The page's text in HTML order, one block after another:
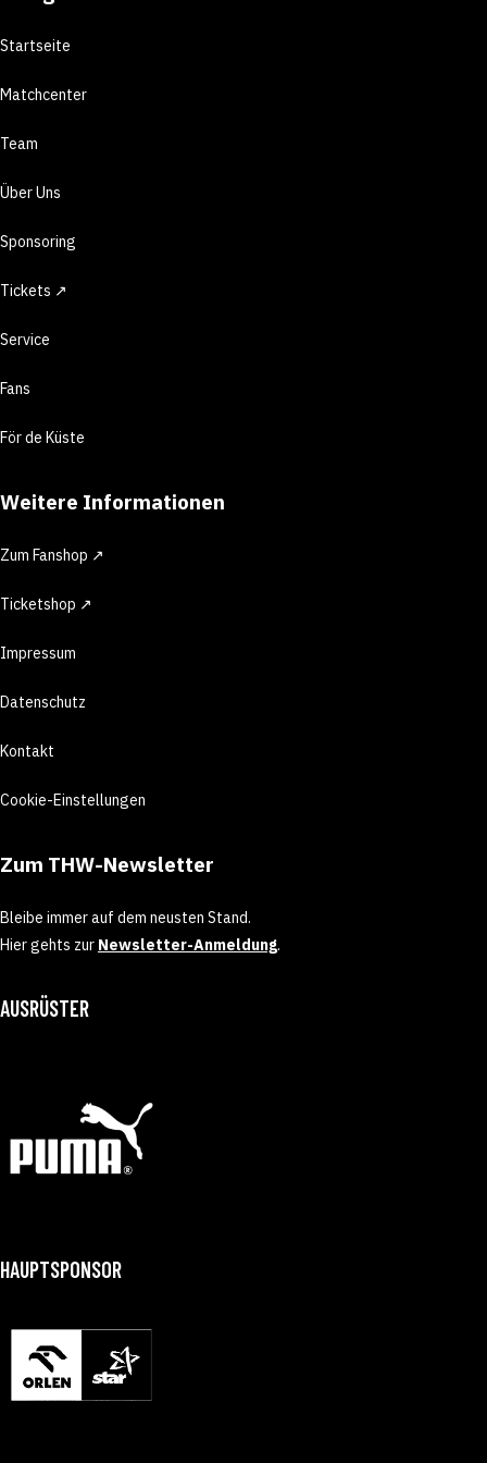
Startseite
Matchcenter
Team
Über Uns
Sponsoring
Tickets ↗
Service
Fans
För de Küste
Weitere Informationen
Zum Fanshop ↗
Ticketshop ↗
Impressum
Datenschutz
Kontakt
Cookie-Einstellungen
Zum THW-Newsletter
Bleibe immer auf dem neusten Stand.
Hier gehts zur Newsletter-Anmeldung.
AUSRÜSTER
HAUPTSPONSOR